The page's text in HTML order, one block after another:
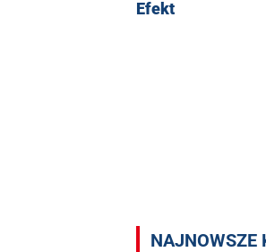
Efekt
NAJNOWSZE